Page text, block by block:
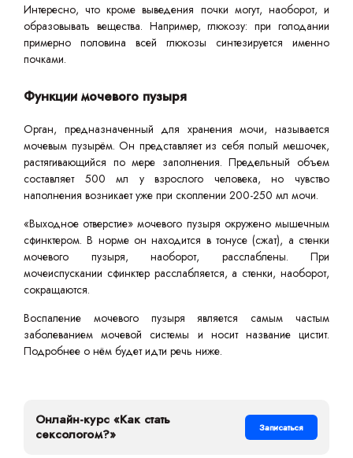
Интересно, что кроме выведения почки могут, наоборот, и
образовывать вещества. Например, глюкозу: при голодании
примерно половина всей глюкозы синтезируется именно
почками.
Функции мочевого пузыря
Орган, предназначенный для хранения мочи, называется
мочевым пузырём. Он представляет из себя полый мешочек,
растягивающийся по мере заполнения. Предельный объем
составляет 500 мл у взрослого человека, но чувство
наполнения возникает уже при скоплении 200-250 мл мочи.
«Выходное отверстие» мочевого пузыря окружено мышечным
сфинктером. В норме он находится в тонусе (сжат), а стенки
мочевого пузыря, наоборот, расслаблены. При
мочеиспускании сфинктер расслабляется, а стенки, наоборот,
сокращаются.
Воспаление мочевого пузыря является самым частым
заболеванием мочевой системы и носит название цистит.
Подробнее о нём будет идти речь ниже.
Онлайн-курс «Как стать
сексологом?»
Записаться